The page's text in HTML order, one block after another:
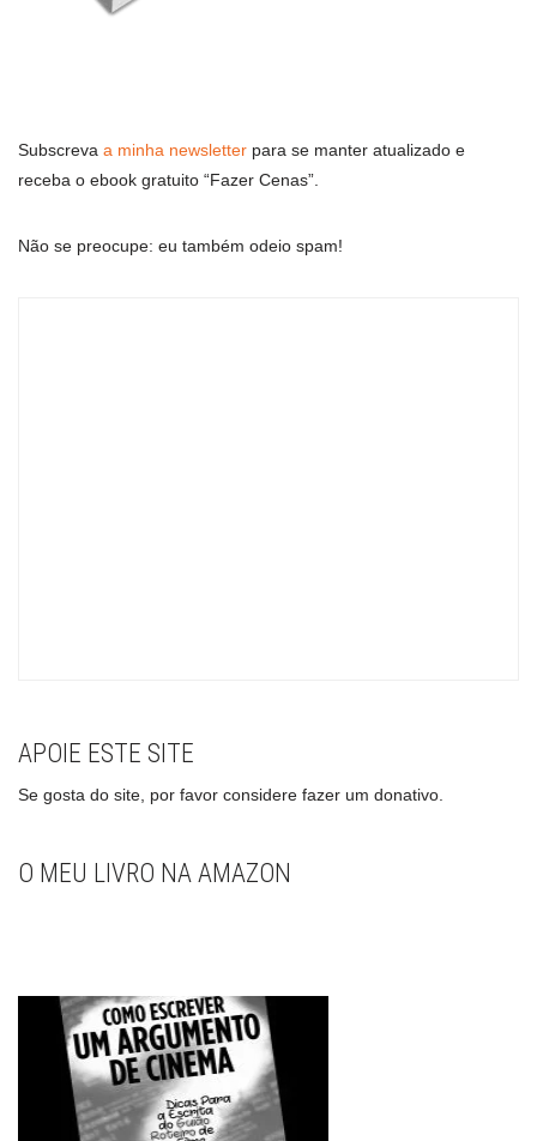
Subscreva a minha newsletter para se manter atualizado e
receba o ebook gratuito “Fazer Cenas”.
Não se preocupe: eu também odeio spam!
APOIE ESTE SITE
Se gosta do site, por favor considere fazer um donativo.
O MEU LIVRO NA AMAZON